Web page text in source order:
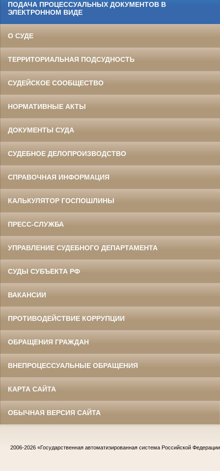
ПОДАЧА ПРОЦЕССУАЛЬНЫХ ДОКУМЕНТОВ В
ЭЛЕКТРОННОМ ВИДЕ
О СУДЕ
ТЕРРИТОРИАЛЬНАЯ ПОДСУДНОСТЬ
СУДЕЙСКОЕ СООБЩЕСТВО
НОРМАТИВНЫЕ АКТЫ
ДОКУМЕНТЫ СУДА
СУДЕБНОЕ ДЕЛОПРОИЗВОДСТВО
СПРАВОЧНАЯ ИНФОРМАЦИЯ
КАЛЬКУЛЯТОР ГОСПОШЛИНЫ
ПРЕСС-СЛУЖБА
УПРАВЛЕНИЕ СУДЕБНОГО ДЕПАРТАМЕНТА
СУДЫ СУБЪЕКТА РФ
ВАКАНСИИ
ПРОТИВОДЕЙСТВИЕ КОРРУПЦИИ
ОБРАЩЕНИЯ ГРАЖДАН
ВНЕПРОЦЕССУАЛЬНЫЕ ОБРАЩЕНИЯ
КАРТА САЙТА
ОБЫЧНАЯ ВЕРСИЯ САЙТА
2006-2026 «Государственная автоматизированная система Российской